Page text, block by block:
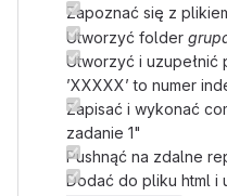
Zapoznać się z
Utworzyć folder
Utworzyć i uzupełnić
’XXXXX’ to numer
Zapisać i wykonać
zadanie 1"
Pushnąć na zdalne
Dodać do pliku html i